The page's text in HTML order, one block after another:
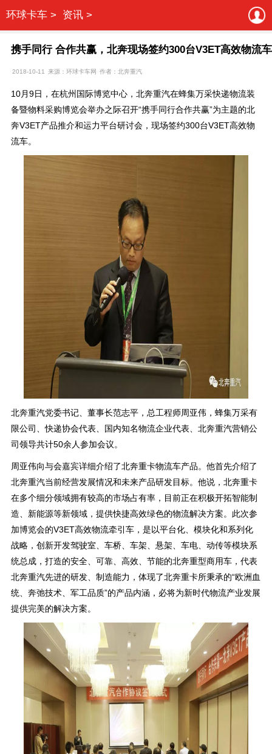
环球卡车 > 资讯 >
携手同行 合作共赢，北奔现场签约300台V3ET高效物流车
2018-10-11 来源：环球卡车网 作者：北奔重汽
10月9日，在杭州国际博览中心，北奔重汽在蜂集万采快递物流装
备暨物料采购博览会举办之际召开“携手同行合作共赢”为主题的北
奔V3ET产品推介和运力平台研讨会，现场签约300台V3ET高效物
流车。
北奔重汽党委书记、董事长范志平，总工程师周亚伟，蜂集万采有
限公司、快递协会代表、国内知名物流企业代表、北奔重汽营销公
司领导共计50余人参加会议。
周亚伟向与会嘉宾详细介绍了北奔重卡物流车产品。他首先介绍了
北奔重汽当前经营发展情况和未来产品研发目标。他说，北奔重卡
在多个细分领域拥有较高的市场占有率，目前正在积极开拓智能制
造、新能源等新领域，提供快捷高效绿色的物流解决方案。此次参
加博览会的V3ET高效物流牵引车，是以平台化、模块化和系列化
战略，创新开发驾驶室、车桥、车架、悬架、车电、动传等模块系
统总成，打造的安全、可靠、高效、节能的北奔重型商用车，代表
北奔重汽先进的研发、制造能力，体现了北奔重卡所秉承的“欧洲血
统、奔弛技术、军工品质”的产品内涵，必将为新时代物流产业发展
提供完美的解决方案。